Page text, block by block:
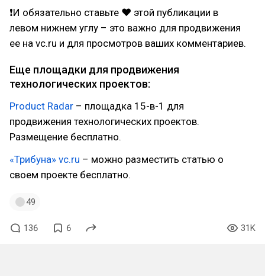
❗И обязательно ставьте ❤ этой публикации в
левом нижнем углу – это важно для продвижения
ее на vc.ru и для просмотров ваших комментариев.
Еще площадки для продвижения
технологических проектов:
Product Radar – площадка 15-в-1 для
продвижения технологических проектов.
Размещение бесплатно.
«Трибуна» vc.ru – можно разместить статью о
своем проекте бесплатно.
49
136 6 31K